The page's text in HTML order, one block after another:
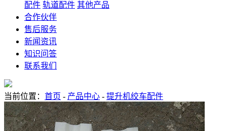
配件 轨道配件 其他产品
合作伙伴
售后服务
新闻资讯
知识问答
联系我们
当前位置： 首页 - 产品中心 - 提升机绞车配件